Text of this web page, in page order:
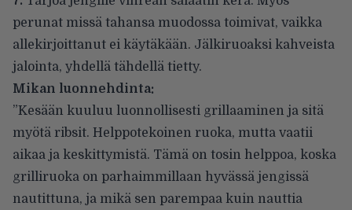
perunat missä tahansa muodossa toimivat, vaikka
allekirjoittanut ei käytäkään. Jälkiruoaksi kahveista
jalointa, yhdellä tähdellä tietty.
Mikan luonnehdinta:
”Kesään kuuluu luonnollisesti grillaaminen ja sitä
myötä ribsit. Helppotekoinen ruoka, mutta vaatii
aikaa ja keskittymistä. Tämä on tosin helppoa, koska
grilliruoka on parhaimmillaan hyvässä jengissä
nautittuna, ja mikä sen parempaa kuin nauttia